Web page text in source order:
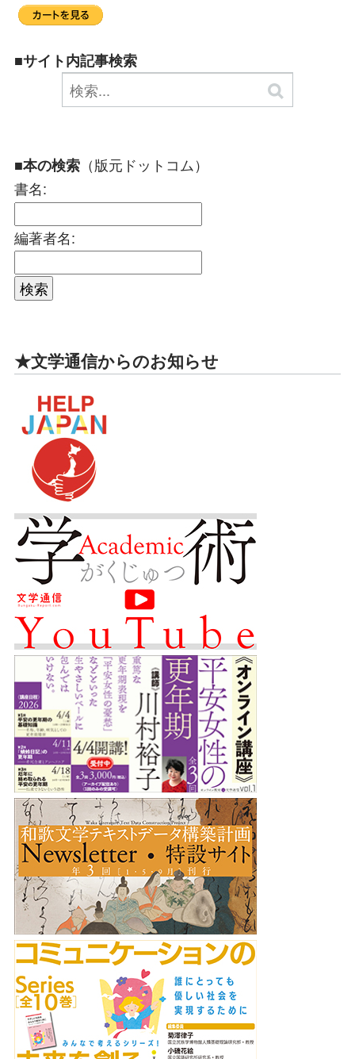
■サイト内記事検索
■本の検索 （版元ドットコム）
書名:
編著者名:
★文学通信からのお知らせ